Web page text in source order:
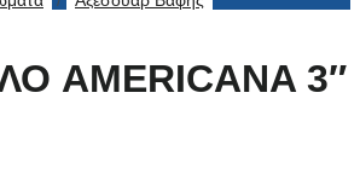
AMERICANA 3″